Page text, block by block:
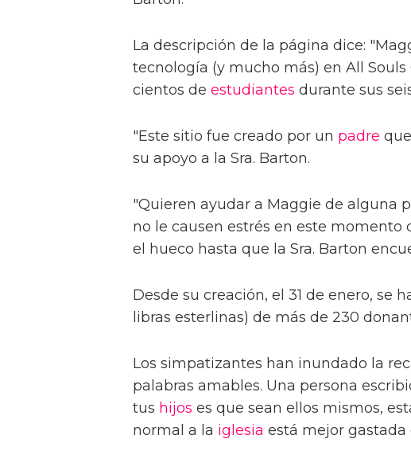
La descripción de la página dice:
tecnología (y mucho más) en All
cientos de estudiantes durante sus
"Este sitio fue creado por un padre
su apoyo a la Sra. Barton.
"Quieren ayudar a Maggie de alguna
no le causen estrés en este momento
el hueco hasta que la Sra. Barton
Desde su creación, el 31 de enero, se
libras esterlinas) de más de 230
Los simpatizantes han inundado la
palabras amables. Una persona
tus hijos es que sean ellos mismos,
normal a la iglesia está mejor gastada